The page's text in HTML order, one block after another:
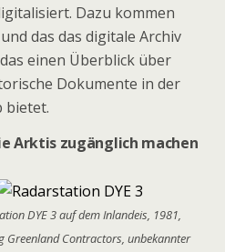
Dazu kommen
das das digitale Archiv
einen Überblick über
Dokumente in der
bietet.
Arktis zugänglich machen
DYE 3 auf dem Inlandeis, 1981,
Greenland Contractors, unbekannter